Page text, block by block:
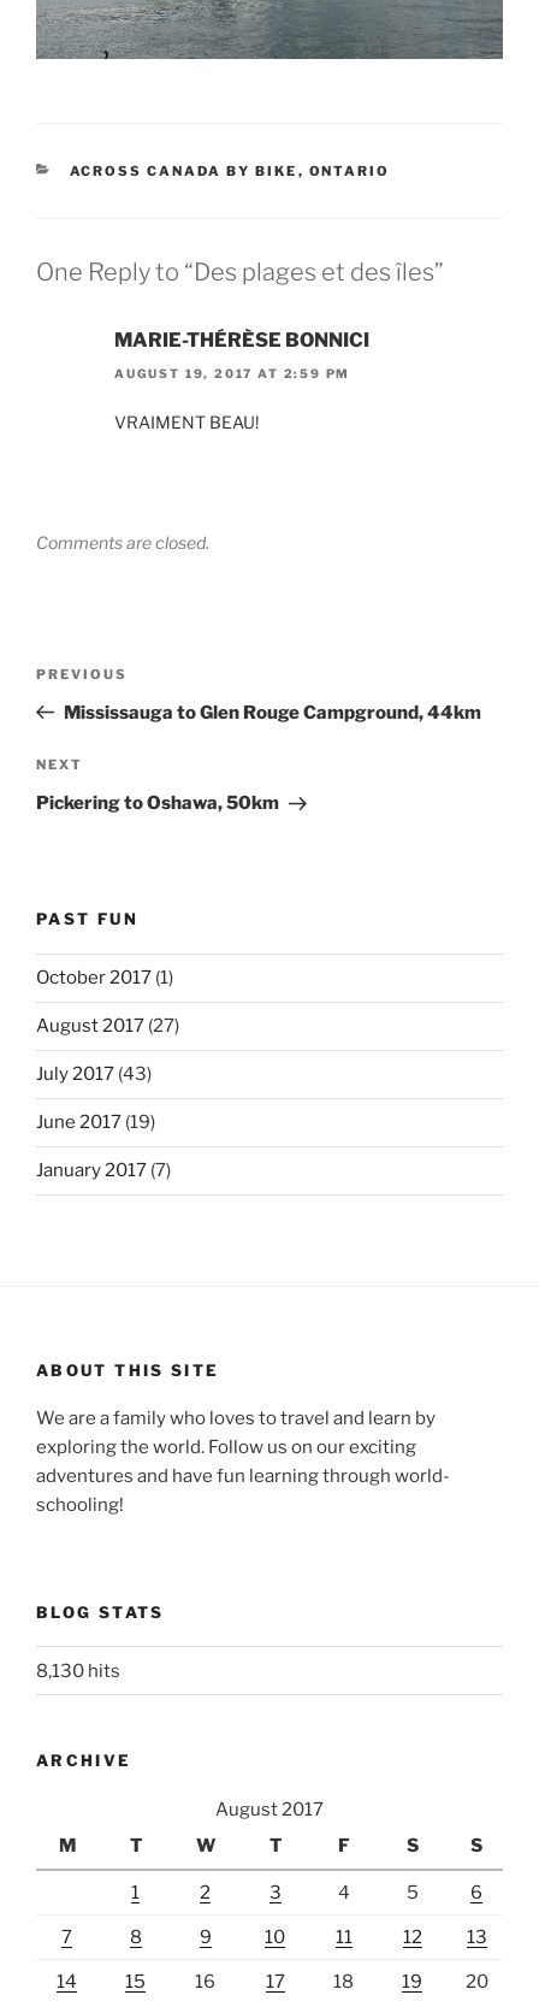
CATEGORIES
ACROSS CANADA BY BIKE , ONTARIO
One Reply to “Des plages et des îles”
MARIE-THÉRÈSE BONNICI
AUGUST 19, 2017 AT 2:59 PM
VRAIMENT BEAU!
Comments are closed.
Previous
Post
PREVIOUS
Mississauga to Glen Rouge Campground, 44km
Next
Post
NEXT
Pickering to Oshawa, 50km
PAST FUN
October 2017 (1)
August 2017 (27)
July 2017 (43)
June 2017 (19)
January 2017 (7)
ABOUT THIS SITE
We are a family who loves to travel and learn by
exploring the world. Follow us on our exciting
adventures and have fun learning through world-
schooling!
BLOG STATS
8,130 hits
ARCHIVE
August 2017
M
T W T F S S
1 2 3 4 5 6
7 8 9 10 11 12 13
14 15 16 17 18 19 20